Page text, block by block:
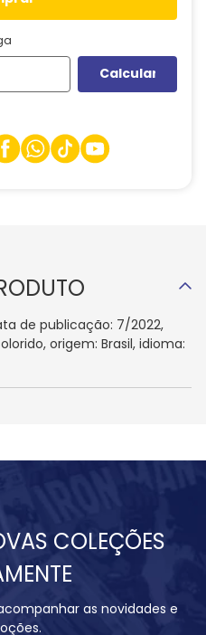
de publicação: 7/2022,
origem: Brasil, idioma:
COLEÇÕES
as novidades e